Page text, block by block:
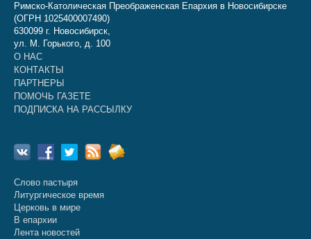
Римско-Католическая Преображенская Епархия в Новосибирске
(ОГРН 1025400007490)
630099 г. Новосибирск,
ул. М. Горького, д. 100
О НАС
КОНТАКТЫ
ПАРТНЕРЫ
ПОМОЧЬ ГАЗЕТЕ
ПОДПИСКА НА РАССЫЛКУ
Слово пастыря
Литургическое время
Церковь в мире
В епархии
Лента новостей